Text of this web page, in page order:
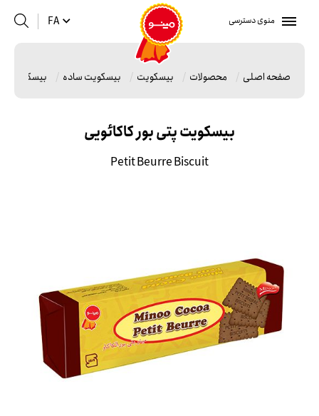
منوی دسترسی FA
صفحه اصلی محصولات بیسکویت بیسکویت ساده بیسکویت
بیسکویت پتی بور کاکائویی
Petit Beurre Biscuit